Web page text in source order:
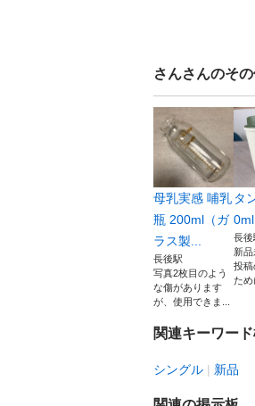
さんさんのそ
母乳実感 哺乳
瓶 200ml（ガ
ラス製...
長後駅
写真2枚目のよう
な傷があります
が、使用できま...
タ
0ml
長後
新品
投稿
ため
関連キーワー
シングル 新品